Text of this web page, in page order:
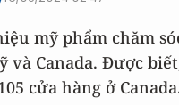
mỹ phẩm chăm
và Canada. Được
cửa hàng ở